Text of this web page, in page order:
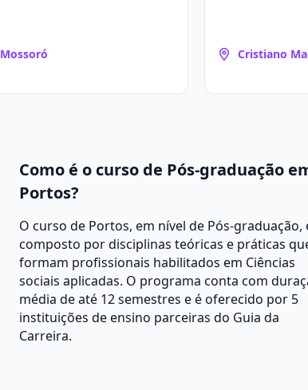
Mossoró
Cristiano
Como é o curso de Pós-graduação
Portos?
O curso de Portos, em nível de Pós-graduação,
composto por disciplinas teóricas e práticas
formam profissionais habilitados em Ciências
sociais aplicadas. O programa conta com
média de até 12 semestres e é oferecido por 5
instituições de ensino parceiras do Guia da
Carreira.